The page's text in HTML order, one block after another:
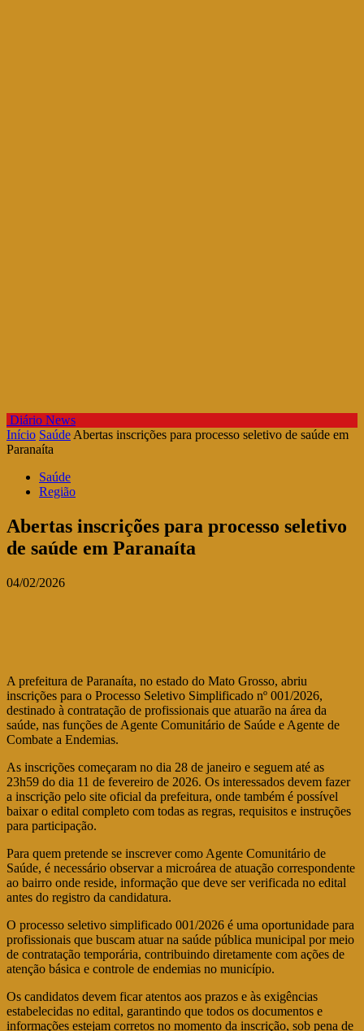
Diário News
Início Saúde Abertas inscrições para processo seletivo de saúde em
Paranaíta
Saúde
Região
Abertas inscrições para processo seletivo
de saúde em Paranaíta
04/02/2026
A prefeitura de Paranaíta, no estado do Mato Grosso, abriu
inscrições para o Processo Seletivo Simplificado nº 001/2026,
destinado à contratação de profissionais que atuarão na área da
saúde, nas funções de Agente Comunitário de Saúde e Agente de
Combate a Endemias.
As inscrições começaram no dia 28 de janeiro e seguem até as
23h59 do dia 11 de fevereiro de 2026. Os interessados devem fazer
a inscrição pelo site oficial da prefeitura, onde também é possível
baixar o edital completo com todas as regras, requisitos e instruções
para participação.
Para quem pretende se inscrever como Agente Comunitário de
Saúde, é necessário observar a microárea de atuação correspondente
ao bairro onde reside, informação que deve ser verificada no edital
antes do registro da candidatura.
O processo seletivo simplificado 001/2026 é uma oportunidade para
profissionais que buscam atuar na saúde pública municipal por meio
de contratação temporária, contribuindo diretamente com ações de
atenção básica e controle de endemias no município.
Os candidatos devem ficar atentos aos prazos e às exigências
estabelecidas no edital, garantindo que todos os documentos e
informações estejam corretos no momento da inscrição, sob pena de